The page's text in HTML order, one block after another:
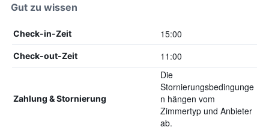
Gut zu wissen
Check-in-Zeit 15:00
Check-out-Zeit 11:00
Zahlung & Stornierung
Die
Stornierungsbedingunge
n hängen vom
Zimmertyp und Anbieter
ab.